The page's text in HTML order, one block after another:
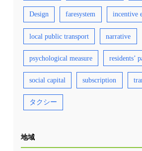
るロンドンを参考にしていることが示
ます。近年ではマンチェスターの成功
バスサービスを行政主導に戻す都市や
チャイズ化を検討する動きが国内他都
がっており、英国内では優れた先進事
好循環が続いています。 TfGMのオフィス内に
設けられたコントロールセンターで
走るバスやトラムの状況が常にモニ
Transport Network（2019.6.24 Greater
Manchester Combined Authority） ②IBS撮影
③Greater Manchester Transport Strategy
2040（2021.1 TfGM） ④牧村和彦（2022）：
公共交通は誰のものか？ 議論のヒマ
Design faresystem incentive
local public transport narrative
psychological measure residents’
social capital subscription
タクシー
地域